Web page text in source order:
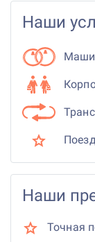
Наши
Наши
Точная